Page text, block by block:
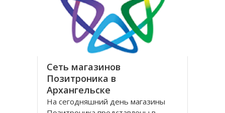
колоссальным достижениям в
области косметологии, ухаживать
за лицом и телом стало
Сеть магазинов
Позитроника в
Архангельске
На сегодняшний день магазины